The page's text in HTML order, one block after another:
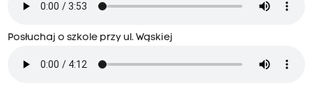
Posłuchaj o szkole przy ul. Wąskiej